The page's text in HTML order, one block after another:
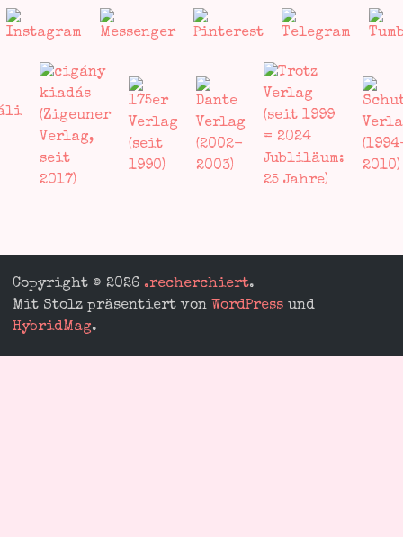
Copyright © 2026 .recherchiert.
Mit Stolz präsentiert von WordPress und
HybridMag.